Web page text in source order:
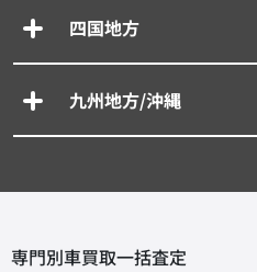
四国地方
九州地方/沖縄
専門別車買取一括査定